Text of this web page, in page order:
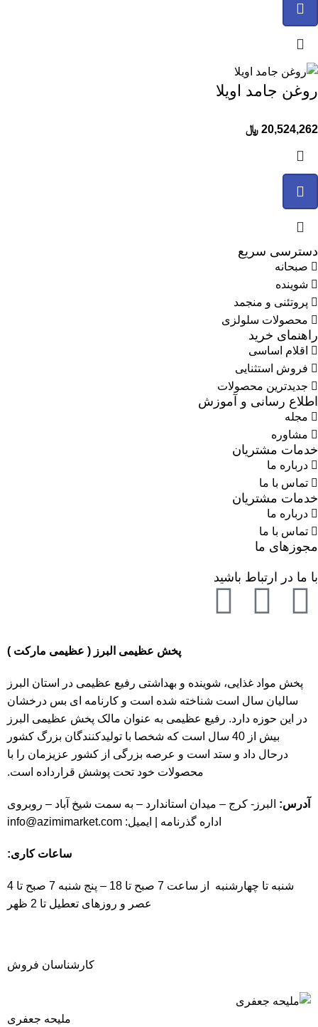
روغن جامد اویلا
20,524,262 ﷼
دسترسی سریع
صبحانه
شوینده
پروتئنی و منجمد
محصولات سلولزی
راهنمای خرید
اقلام اساسی
فروش استثنایی
جدیدترین محصولات
اطلاع رسانی و آموزش
مجله
مشاوره
خدمات مشتریان
درباره ما
تماس با ما
خدمات مشتریان
درباره ما
تماس با ما
مجوزهای ما
با ما در ارتباط باشید
پخش عظیمی البرز ( عظیمی مارکت )
پخش مواد غذایی، شوینده و بهداشتی رفیع عظیمی در استان البرز
سالیان سال است شناخته شده است و کارنامه ای بس درخشان
در این حوزه دارد. رفیع عظیمی به عنوان مالک پخش عظیمی البرز
بیش از 40 سال است که شخصا با تولیدکنندگان بزرگ کشور
درحال داد و ستد است و عرصه بزرگی از کشور عزیزمان را با
محصولات خود تحت پوشش قرارداده است.
آدرس: البرز- کرج – میدان استاندارد – به سمت شیخ آباد – روبروی
اداره گذرنامه | ایمیل: info@azimimarket.com
ساعات کاری:
شنبه تا چهارشنبه از ساعت 7 صبح تا 18 – پنج شنبه 7 صبح تا 4
عصر و روزهای تعطیل تا 2 ظهر
کارشناسان فروش
ملیحه جعفری